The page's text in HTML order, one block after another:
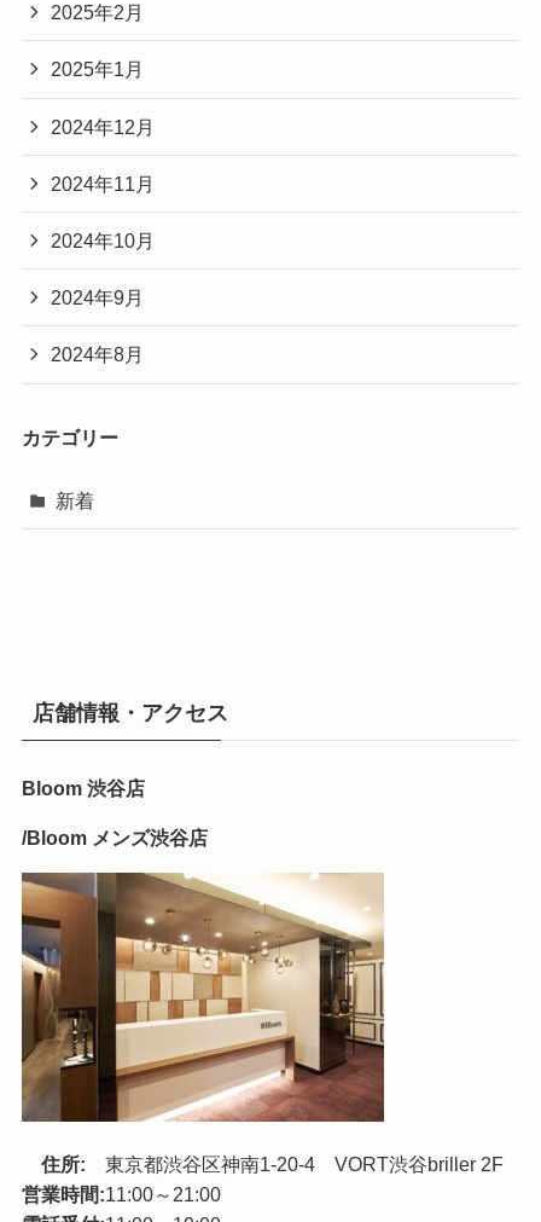
2025年2月
2025年1月
2024年12月
2024年11月
2024年10月
2024年9月
2024年8月
カテゴリー
新着
店舗情報・アクセス
Bloom 渋谷店
/Bloom メンズ渋谷店
住所:
東京都渋谷区神南1-20-4 VORT渋谷briller 2F
営業時間:11:00～21:00